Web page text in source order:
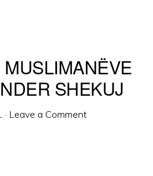
SHEKUJ
· Leave a Comment